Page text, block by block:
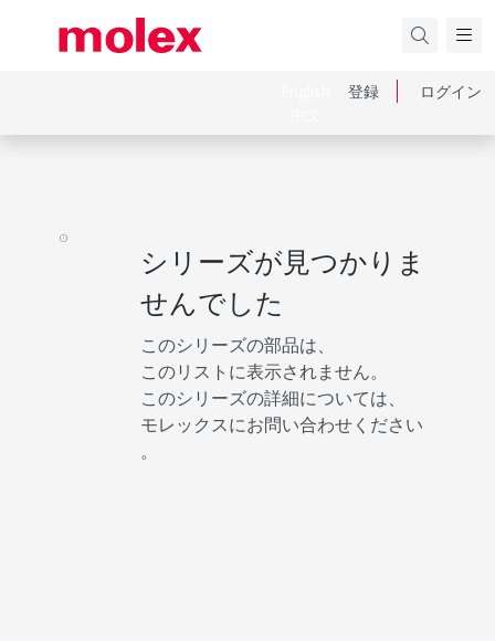
登録 ログイン
シリーズが見つかりま
せんでした
このシリーズの部品は、
このリストに表示されません。
このシリーズの詳細については、
モレックスにお問い合わせください
。